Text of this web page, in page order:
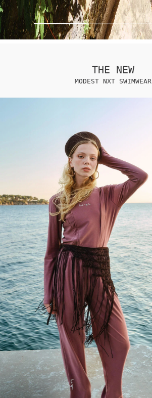
THE NEW
MODEST NXT SWIMWEAR